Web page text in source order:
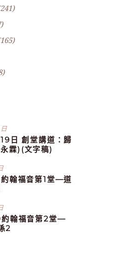
日 創堂講道：歸
霖)(文字稿)
翰福音第1堂—道
翰福音第2堂—
2